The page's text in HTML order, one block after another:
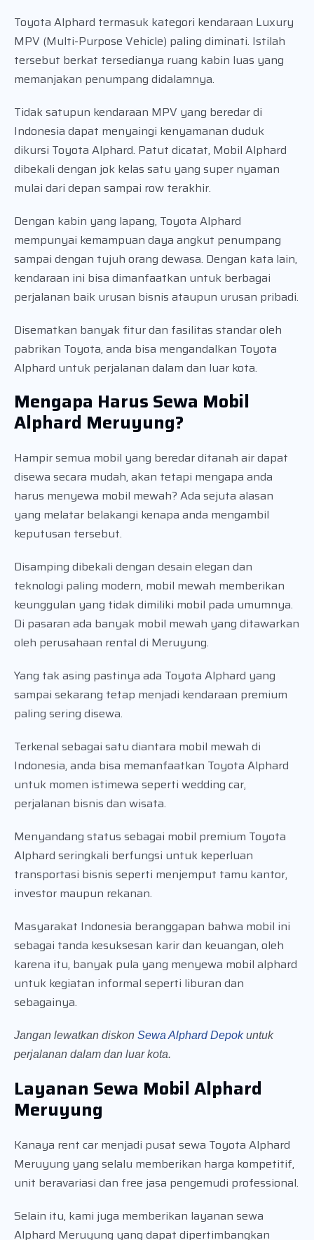
Toyota Alphard termasuk kategori kendaraan Luxury
MPV (Multi-Purpose Vehicle) paling diminati. Istilah
tersebut berkat tersedianya ruang kabin luas yang
memanjakan penumpang didalamnya.
Tidak satupun kendaraan MPV yang beredar di
Indonesia dapat menyaingi kenyamanan duduk
dikursi Toyota Alphard. Patut dicatat, Mobil Alphard
dibekali dengan jok kelas satu yang super nyaman
mulai dari depan sampai row terakhir.
Dengan kabin yang lapang, Toyota Alphard
mempunyai kemampuan daya angkut penumpang
sampai dengan tujuh orang dewasa. Dengan kata lain,
kendaraan ini bisa dimanfaatkan untuk berbagai
perjalanan baik urusan bisnis ataupun urusan pribadi.
Disematkan banyak fitur dan fasilitas standar oleh
pabrikan Toyota, anda bisa mengandalkan Toyota
Alphard untuk perjalanan dalam dan luar kota.
Mengapa Harus Sewa Mobil
Alphard Meruyung?
Hampir semua mobil yang beredar ditanah air dapat
disewa secara mudah, akan tetapi mengapa anda
harus menyewa mobil mewah? Ada sejuta alasan
yang melatar belakangi kenapa anda mengambil
keputusan tersebut.
Disamping dibekali dengan desain elegan dan
teknologi paling modern, mobil mewah memberikan
keunggulan yang tidak dimiliki mobil pada umumnya.
Di pasaran ada banyak mobil mewah yang ditawarkan
oleh perusahaan rental di Meruyung.
Yang tak asing pastinya ada Toyota Alphard yang
sampai sekarang tetap menjadi kendaraan premium
paling sering disewa.
Terkenal sebagai satu diantara mobil mewah di
Indonesia, anda bisa memanfaatkan Toyota Alphard
untuk momen istimewa seperti wedding car,
perjalanan bisnis dan wisata.
Menyandang status sebagai mobil premium Toyota
Alphard seringkali berfungsi untuk keperluan
transportasi bisnis seperti menjemput tamu kantor,
investor maupun rekanan.
Masyarakat Indonesia beranggapan bahwa mobil ini
sebagai tanda kesuksesan karir dan keuangan, oleh
karena itu, banyak pula yang menyewa mobil alphard
untuk kegiatan informal seperti liburan dan
sebagainya.
Jangan lewatkan diskon Sewa Alphard Depokuntuk
perjalanan dalam dan luar kota.
Layanan Sewa Mobil Alphard
Meruyung
Kanaya rent car menjadi pusat sewa Toyota Alphard
Meruyung yang selalu memberikan harga kompetitif,
unit beravariasi dan free jasa pengemudi professional.
Selain itu, kami juga memberikan layanan sewa
Alphard Meruyung yang dapat dipertimbangkan